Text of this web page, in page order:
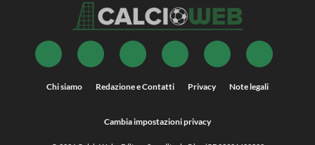
Chi siamo Redazione e Contatti Privacy Note legali
Cambia impostazioni privacy